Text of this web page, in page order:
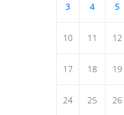
3 4 5
10 11 12
17 18 19
24 25 26